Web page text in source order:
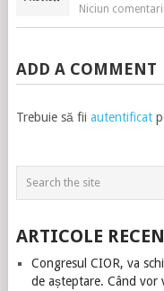
Niciun
ADD A COMMENT
Trebuie să fii autentificat
ARTICOLE
Congresul CIOR, va
de așteptare. Când vor